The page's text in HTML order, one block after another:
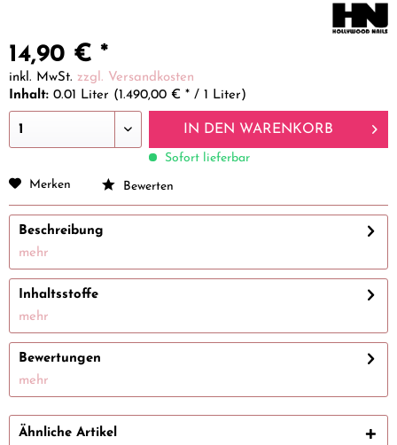
14,90 € *
inkl. MwSt. zzgl. Versandkosten
Inhalt: 0.01 Liter (1.490,00 € * / 1 Liter)
IN DEN WARENKORB
Sofort lieferbar
Merken
Bewerten
Beschreibung
mehr
Inhaltsstoffe
mehr
Bewertungen
mehr
Ähnliche Artikel